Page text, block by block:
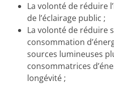
La volonté de réduire
de l’éclairage public ;
La volonté de réduire
consommation
sources lumineuses
consommatrices
longévité ;